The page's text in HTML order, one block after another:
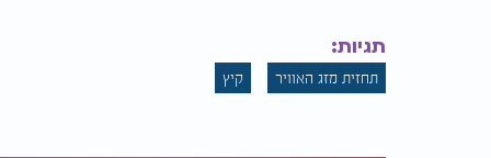
תגיות:
תחזית מזג האוויר קיץ